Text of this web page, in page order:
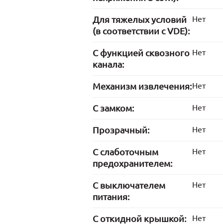
Для тяжелых условий
(в соответствии с VDE):
Нет
С функцией сквозного
канала:
Нет
Механизм извлечения:Нет
С замком: Нет
Прозрачный: Нет
С слаботочным
предохранителем:
Нет
С выключателем
питания:
Нет
С откидной крышкой: Нет